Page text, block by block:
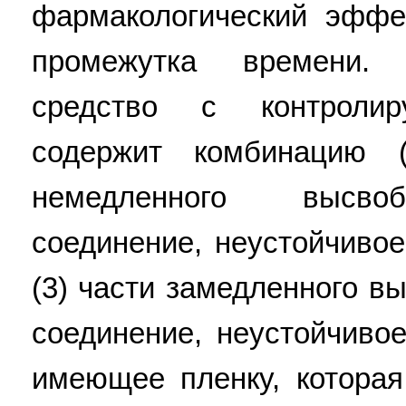
фармакологический
промежутка времени.
средство с
содержит
немедленного
соединение,
(3) части замедленного
соединение,
имеющее пленку,